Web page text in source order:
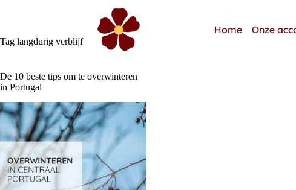
Home Onze
Tag langdurig verblijf
De 10 beste tips om te overwinteren
in Portugal